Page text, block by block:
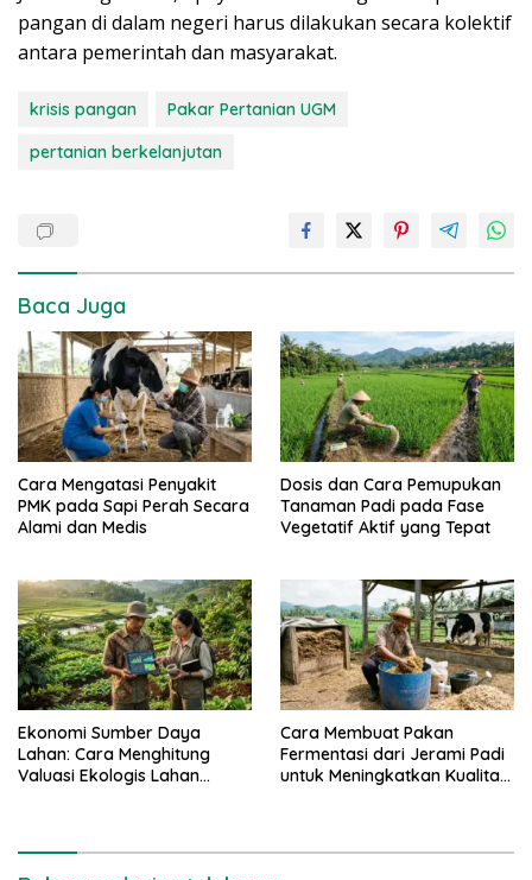
pangan di dalam negeri harus dilakukan secara kolektif
antara pemerintah dan masyarakat.
krisis pangan
Pakar Pertanian UGM
pertanian berkelanjutan
Baca Juga
Cara Mengatasi Penyakit
PMK pada Sapi Perah Secara
Alami dan Medis
Dosis dan Cara Pemupukan
Tanaman Padi pada Fase
Vegetatif Aktif yang Tepat
Ekonomi Sumber Daya
Lahan: Cara Menghitung
Valuasi Ekologis Lahan
Cara Membuat Pakan
Fermentasi dari Jerami Padi
untuk Meningkatkan Kualitas